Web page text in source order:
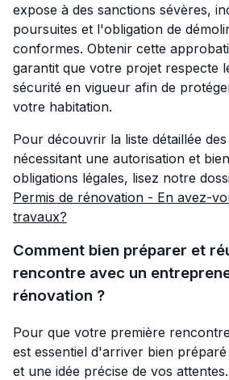
expose à des sanctions sévères,
poursuites et l'obligation de
conformes. Obtenir cette
garantit que votre projet respecte
sécurité en vigueur afin de
votre habitation.
Pour découvrir la liste détaillée
nécessitant une autorisation et
obligations légales, lisez notre
Permis de rénovation - En avez-
travaux?
Comment bien préparer et
rencontre avec un
rénovation ?
Pour que votre première
est essentiel d'arriver bien
et une idée précise de vos